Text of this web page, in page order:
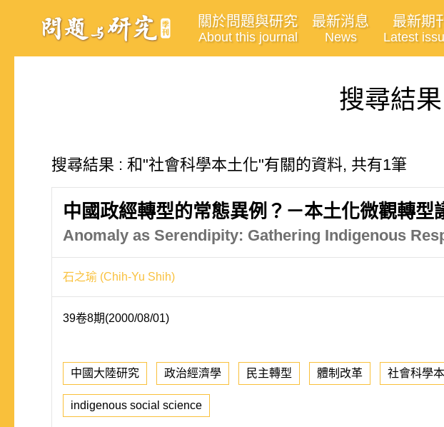
關於問題與研究
About this journal
最新消息
News
最新期
Latest
搜尋結果
搜尋結果 : 和"社會科學本土化"有關的資料, 共有1筆
中國政經轉型的常態異例？－本土化微觀轉型
Anomaly as Serendipity: Gathering Indigenous
石之瑜 (Chih-Yu Shih)
39卷8期(2000/08/01)
中國大陸研究 政治經濟學 民主轉型 體制改革 社會科學
indigenous social science